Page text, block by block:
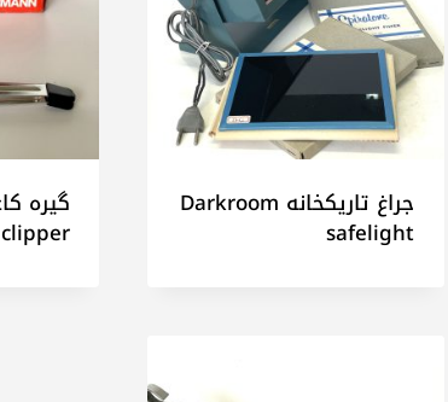
جراغ تاریکخانه Darkroom
safelight
clipper